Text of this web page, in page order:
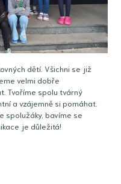
dětí. Všichni se již
velmi dobře
Tvoříme spolu tvárný
a vzájemně si pomáhat.
spolužáky, bavíme se
je důležitá!